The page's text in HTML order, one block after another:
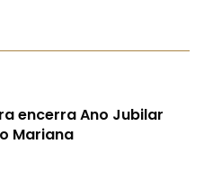
encerra Ano Jubilar
Mariana